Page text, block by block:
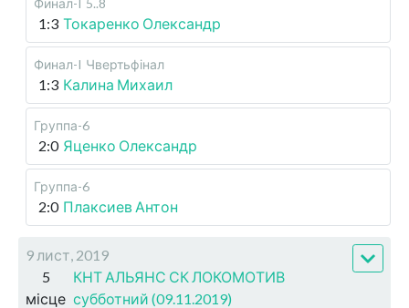
Финал-I 5..8
1:3 Токаренко Олександр
Финал-I Чвертьфінал
1:3 Калина Михаил
Группа-6
2:0 Яценко Олександр
Группа-6
2:0 Плаксиев Антон
9 лист, 2019
5
місце
КНТ АЛЬЯНС СК ЛОКОМОТИВ
субботний (09.11.2019)